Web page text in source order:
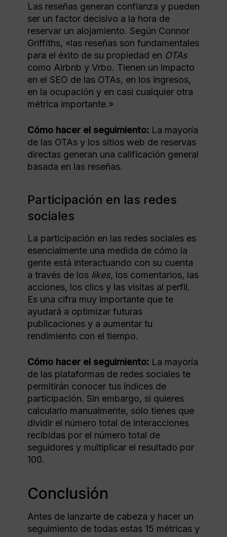
Las reseñas generan confianza y pueden
ser un factor decisivo a la hora de
reservar un alojamiento. Según Connor
Griffiths, «las reseñas son fundamentales
para el éxito de su propiedad en OTAs
como Airbnb y Vrbo. Tienen un impacto
en el SEO de las OTAs, en los ingresos,
en la ocupación y en casi cualquier otra
métrica importante.»
Cómo hacer el seguimiento: La mayoría
de las OTAs y los sitios web de reservas
directas generan una calificación general
basada en las reseñas.
Participación en las redes
sociales
La participación en las redes sociales es
esencialmente una medida de cómo la
gente está interactuando con su cuenta
a través de los likes, los comentarios, las
acciones, los clics y las visitas al perfil.
Es una cifra muy importante que te
ayudará a optimizar futuras
publicaciones y a aumentar tu
rendimiento con el tiempo.
Cómo hacer el seguimiento:La mayoría
de las plataformas de redes sociales te
permitirán conocer tus índices de
participación. Sin embargo, si quieres
calcularlo manualmente, sólo tienes que
dividir el número total de interacciones
recibidas por el número total de
seguidores y multiplicar el resultado por
100.
Conclusión
Antes de lanzarte de cabeza y hacer un
seguimiento de todas estas 15 métricas y